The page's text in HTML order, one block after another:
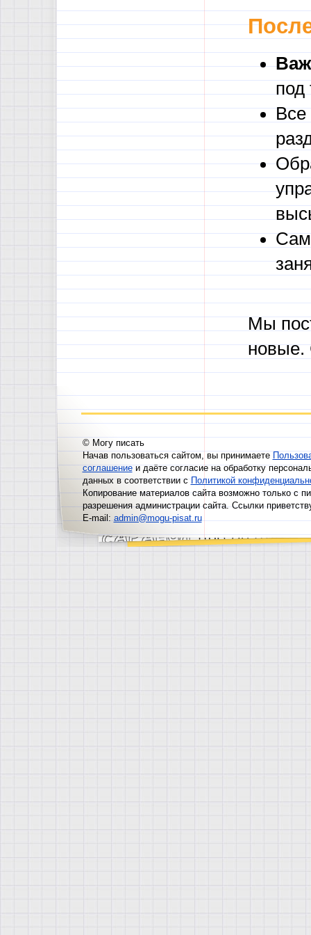
Все
Мы
новые.
© Могу писать
Начав пользоваться сайтом, вы принимаете
соглашениеи даёте согласие на обработку
данных в соответствии сПолитикой
Копирование материалов сайта возможно только с
разрешения администрации сайта. Ссылки
E-mail:admin@mogu-pisat.ru